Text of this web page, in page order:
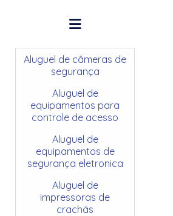
Aluguel de câmeras de
segurança
Aluguel de
equipamentos para
controle de acesso
Aluguel de
equipamentos de
segurança eletronica
Aluguel de
impressoras de
crachás